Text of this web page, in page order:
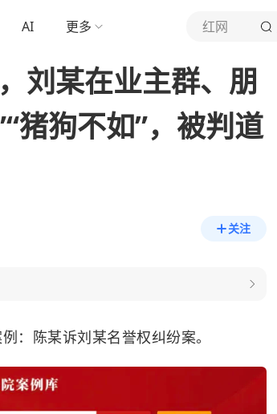
AI 更多 红网
刘某在业主群、朋
猪狗不如”，被判道
关注
：陈某诉刘某名誉权纠纷案。